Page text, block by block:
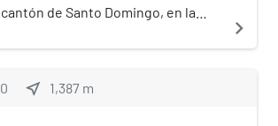
cantón de Santo Domingo, en la
Rica.[2]​
navigate_next
0 near_me 1,387 m